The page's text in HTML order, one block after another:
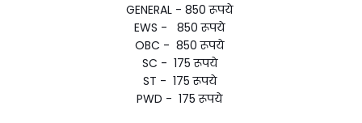
GENERAL - 850 रूपये
EWS - 850 रूपये
OBC - 850 रूपये
SC - 175 रूपये
ST - 175 रूपये
PWD - 175 रूपये